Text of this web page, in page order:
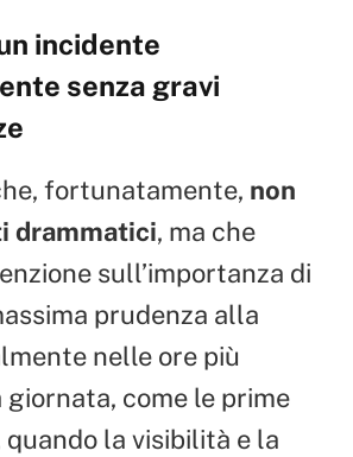
incidente
senza gravi
fortunatamente, non
drammatici, ma che
sull’importanza di
prudenza alla
nelle ore più
come le prime
quando la visibilità e la